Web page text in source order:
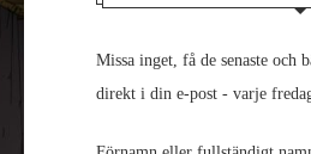
Missa inget, få de senaste och
direkt i din e-post - varje